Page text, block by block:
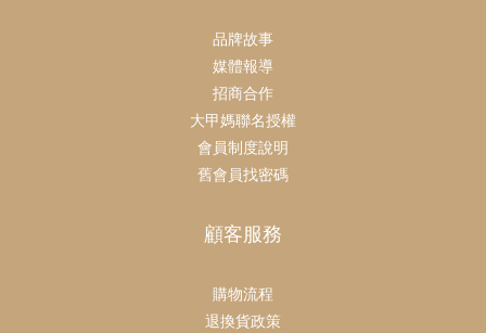
品牌故事
媒體報導
招商合作
大甲媽聯名授權
會員制度說明
舊會員找密碼
顧客服務
購物流程
退換貨政策